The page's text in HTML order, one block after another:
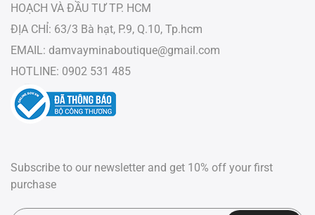
HOẠCH VÀ ĐẦU TƯ ​TP.​ HCM
ĐỊA CHỈ: 63/3 Bà hạt, P.9, Q.10, Tp.hcm
EMAIL: damvayminaboutique@gmail.com
HOTLINE: 0902 531 485
Subscribe to our newsletter and get 10% off your first
purchase